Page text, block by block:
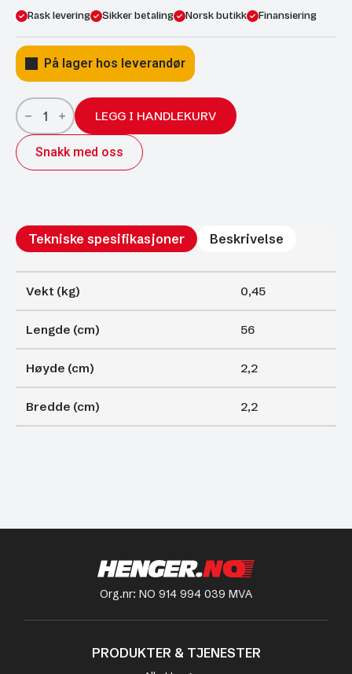
Rask levering Sikker betaling Norsk butikk Finansiering
På lager hos leverandør
Gassfjærer
Arctic
22/10;
560/250
350N
antall
LEGG I HANDLEKURV
Snakk med oss
Tekniske spesifikasjoner Beskrivelse
Vekt (kg) 0,45
Lengde (cm) 56
Høyde (cm) 2,2
Bredde (cm) 2,2
Org.nr: NO 914 994 039 MVA
PRODUKTER & TJENESTER